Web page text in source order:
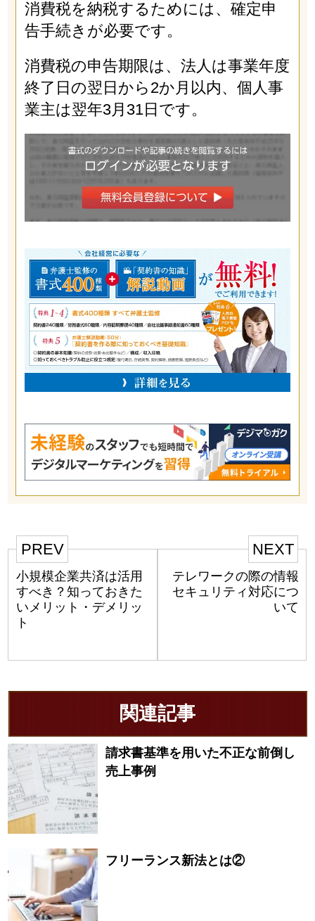
消費税を納税するためには、確定申
告手続きが必要です。
消費税の申告期限は、法人は事業年度
終了日の翌日から2か月以内、個人事
業主は翌年3月31日です。
PREV
小規模企業共済は活用
すべき？知っておきた
いメリット・デメリッ
ト
NEXT
テレワークの際の情報
セキュリティ対応につ
いて
関連記事
請求書基準を用いた不正な前倒し
売上事例
フリーランス新法とは②